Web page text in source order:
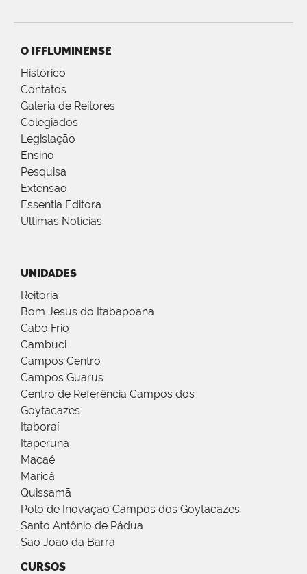
O IFFLUMINENSE
Histórico
Contatos
Galeria de Reitores
Colegiados
Legislação
Ensino
Pesquisa
Extensão
Essentia Editora
Últimas Notícias
UNIDADES
Reitoria
Bom Jesus do Itabapoana
Cabo Frio
Cambuci
Campos Centro
Campos Guarus
Centro de Referência Campos dos
Goytacazes
Itaboraí
Itaperuna
Macaé
Maricá
Quissamã
Polo de Inovação Campos dos Goytacazes
Santo Antônio de Pádua
São João da Barra
CURSOS